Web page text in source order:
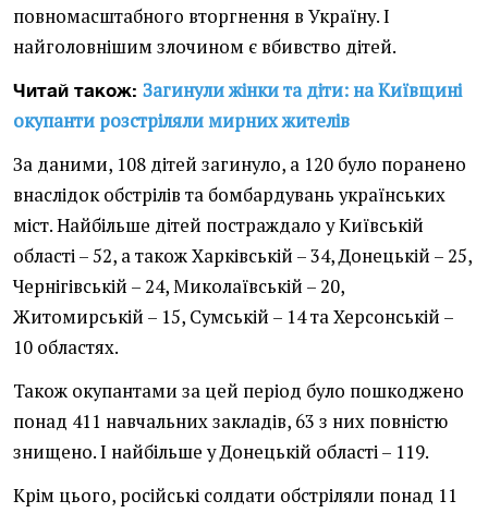
повномасштабного вторгнення в Україну. І
найголовнішим злочином є вбивство дітей.
Читай також: Загинули жінки та діти: на Київщині
окупанти розстріляли мирних жителів
За даними, 108 дітей загинуло, а 120 було поранено
внаслідок обстрілів та бомбардувань українських
міст. Найбільше дітей постраждало у Київській
області – 52, а також Харківській – 34, Донецькій – 25,
Чернігівській – 24, Миколаївській – 20,
Житомирській – 15, Сумській – 14 та Херсонській –
10 областях.
Також окупантами за цей період було пошкоджено
понад 411 навчальних закладів, 63 з них повністю
знищено. І найбільше у Донецькій області – 119.
Крім цього, російські солдати обстріляли понад 11